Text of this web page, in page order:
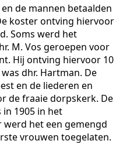
de mannen betaalden
koster ontving hiervoor
Soms werd het
M. Vos geroepen voor
Hij ontving hiervoor 10
dhr. Hartman. De
en de liederen en
de fraaie dorpskerk. De
in 1905 in het
het een gemengd
vrouwen toegelaten.